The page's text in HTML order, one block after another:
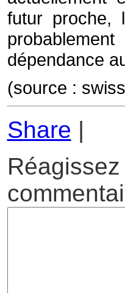
futur proche,
dépendance
(source :
Share |